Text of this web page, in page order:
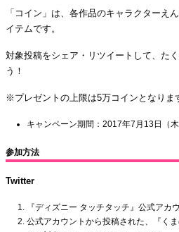
「コイン」は、各作品のキャラクターえ
イテムです。
対象投稿をシェア・リツイートして、た
う！
※プレゼントの上限は5万コインとなりま
キャンペーン期間：2017年7月13日（
参加方法
Twitter
『ディズニー タッチタッチ』公式アカ
公式アカウントから投稿された、『く